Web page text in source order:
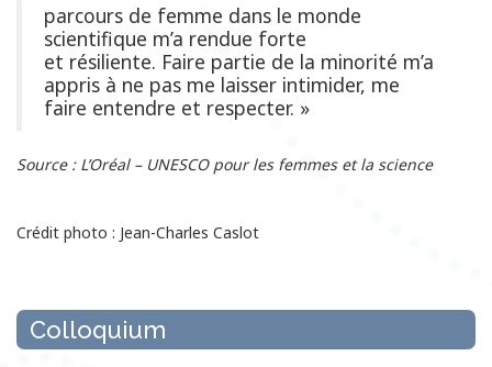
parcours de femme dans le monde
scientifique m’a rendue forte
et résiliente. Faire partie de la minorité m’a
appris à ne pas me laisser intimider, me
faire entendre et respecter. »
Source : L’Oréal – UNESCO pour les femmes et la science
Crédit photo : Jean-Charles Caslot
Colloquium